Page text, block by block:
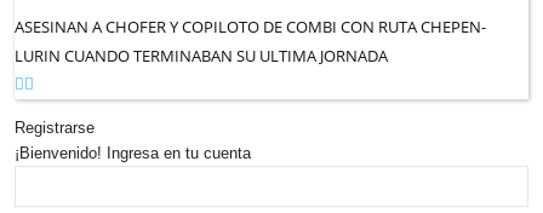
ASESINAN A CHOFER Y COPILOTO DE COMBI CON RUTA CHEPEN-
LURIN CUANDO TERMINABAN SU ULTIMA JORNADA
Registrarse
¡Bienvenido! Ingresa en tu cuenta